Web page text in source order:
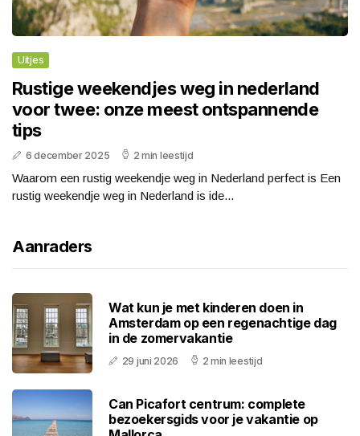
Uitjes
Rustige weekendjes weg in nederland
voor twee: onze meest ontspannende
tips
6 december 2025 2 min leestijd
Waarom een rustig weekendje weg in Nederland perfect is Een
rustig weekendje weg in Nederland is ide...
Aanraders
Wat kun je met kinderen doen in
Amsterdam op een regenachtige dag
in de zomervakantie
29 juni 2026 2 min leestijd
Can Picafort centrum: complete
bezoekersgids voor je vakantie op